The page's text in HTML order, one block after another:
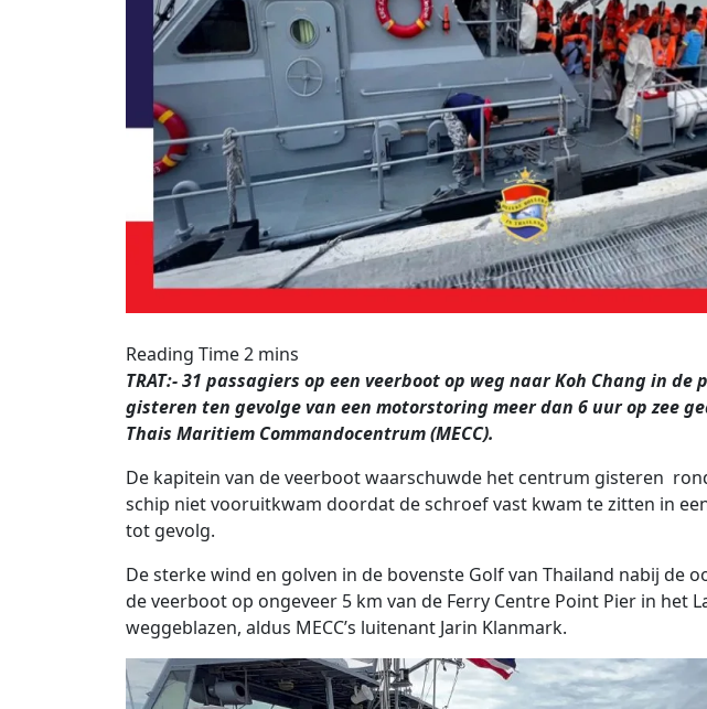
TRAT:- 31 passagiers op een veerboot op weg naar Koh Chang in de
gisteren ten gevolge van een motorstoring meer dan 6 uur op zee
Thais Maritiem Commandocentrum (MECC).
De kapitein van de veerboot waarschuwde het centrum gisteren
schip niet vooruitkwam doordat de schroef vast kwam te zitten in
tot gevolg.
De sterke wind en golven in de bovenste Golf van Thailand nabij de
de veerboot op ongeveer 5 km van de Ferry Centre Point Pier in het
weggeblazen, aldus MECC’s luitenant Jarin Klanmark.